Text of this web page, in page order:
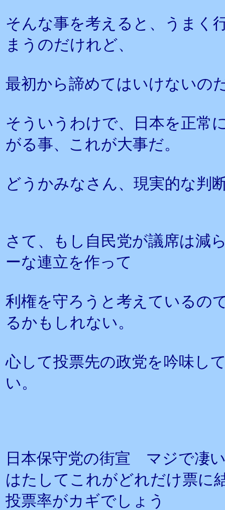
そんな事を考えると、うまく
まうのだけれど、
最初から諦めてはいけないの
そういうわけで、日本を正常
がる事、これが大事だ。
どうかみなさん、現実的な判
さて、もし自民党が議席は減
ーな連立を作って
利権を守ろうと考えているの
るかもしれない。
心して投票先の政党を吟味し
い。
日本保守党の街宣 マジで凄
はたしてこれがどれだけ票に
投票率がカギでしょう